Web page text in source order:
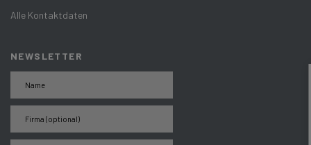
Alle Kontaktdaten
NEWSLETTER